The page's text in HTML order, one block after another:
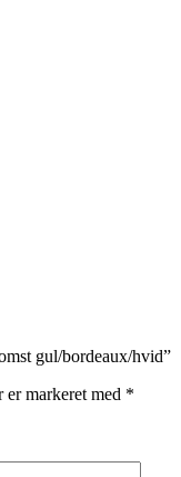
gul/bordeaux/hvid”
markeret med *